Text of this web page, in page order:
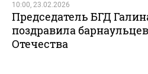
10:00, 23.02.2026
Председатель БГД
поздравила
Отечества